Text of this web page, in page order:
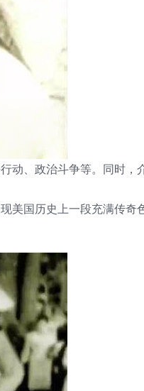
动、政治斗争等。同时，
美国历史上一段充满传奇